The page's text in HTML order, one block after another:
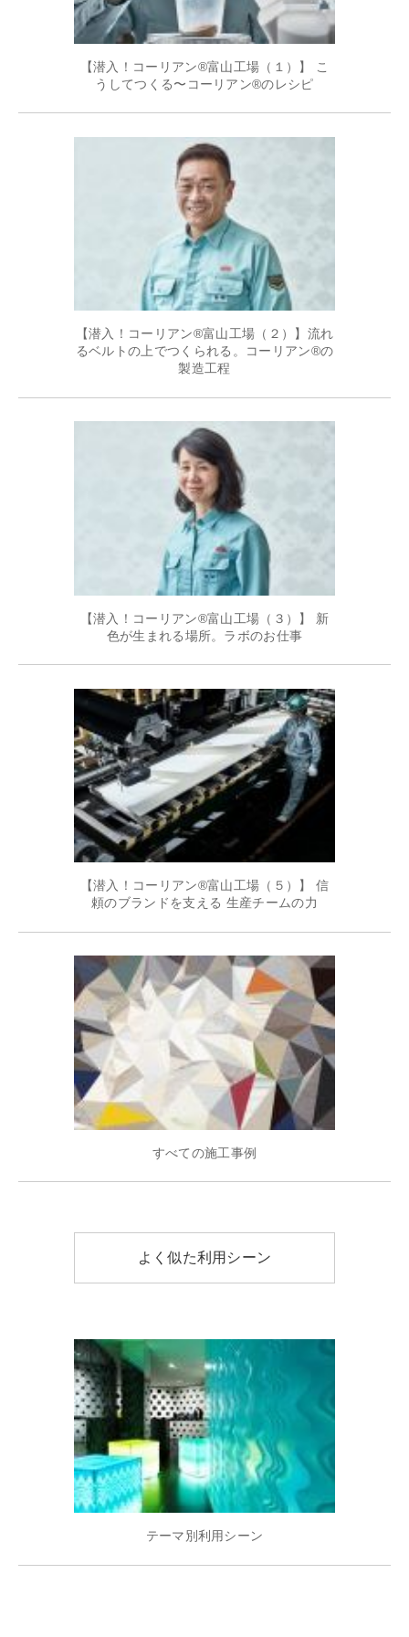
【潜入！コーリアン®富山工場（１）】 こ
うしてつくる〜コーリアン®のレシピ
【潜入！コーリアン®富山工場（２）】流れ
るベルトの上でつくられる。コーリアン®の
製造工程
【潜入！コーリアン®富山工場（３）】 新
色が生まれる場所。ラボのお仕事
【潜入！コーリアン®富山工場（５）】 信
頼のブランドを支える 生産チームの力
すべての施工事例
よく似た利用シーン
テーマ別利用シーン